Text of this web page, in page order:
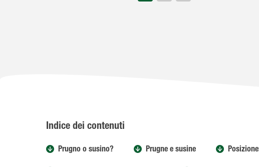
Indice dei contenuti
Prugno o susino? Prugne e susine